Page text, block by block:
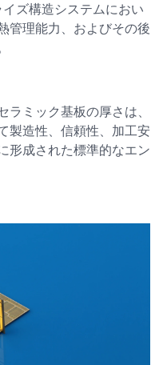
ズ構造システムにおい
管理能力、およびその後
ミック基板の厚さは、
製造性、信頼性、加工安
形成された標準的なエン